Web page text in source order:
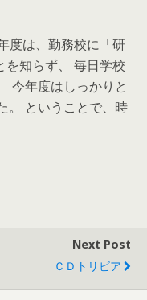
度は、勤務校に「研
を知らず、 毎日学校
今年度はしっかりと
。 ということで、時
Next Post
ＣＤトリビア